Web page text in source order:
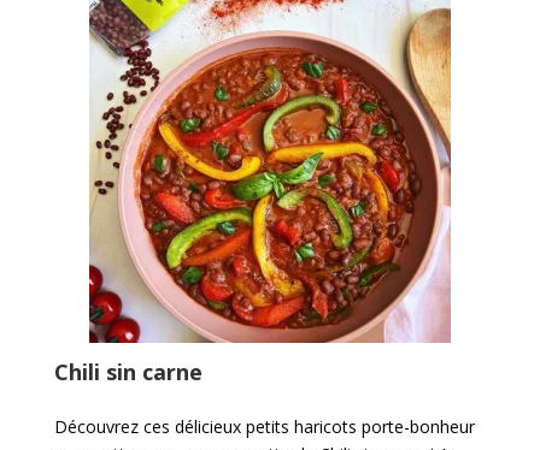
Chili sin carne
Découvrez ces délicieux petits haricots porte-bonheur